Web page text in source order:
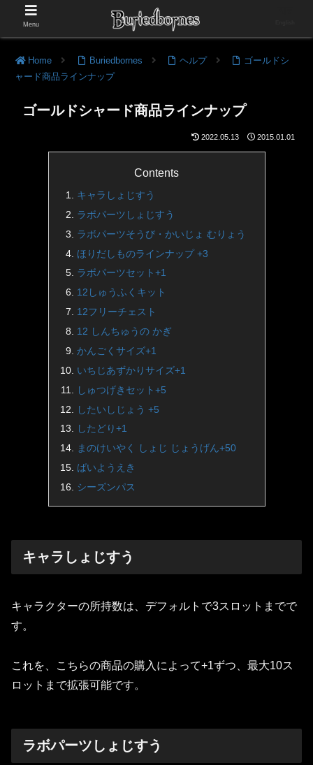
Home Buriedbornes ヘルプ
ゴールドシ
ャード商品ラインナップ
ゴールドシャード商品ラインナップ
2022.05.13 2015.01.01
Contents
キャラしょじすう
ラボパーツしょじすう
ラボパーツそうび・かいじょ むりょう
ほりだしものラインナップ +3
ラボパーツセット+1
12しゅうふくキット
12フリーチェスト
12 しんちゅうの かぎ
かんごくサイズ+1
いちじあずかりサイズ+1
しゅつげきセット+5
したいしじょう +5
したどり+1
まのけいやく しょじ じょうげん+50
ばいようえき
シーズンパス
キャラしょじすう
キャラクターの所持数は、デフォルトで3スロットまでで
す。
これを、こちらの商品の購入によって+1ずつ、最大10ス
ロットまで拡張可能です。
ラボパーツしょじすう
Menu